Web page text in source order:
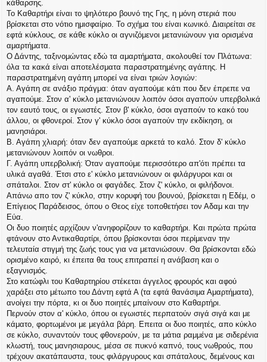
κάθαρσης.
Το Καθαρτήρι είναι το ψηλότερο βουνό της Γης, η μόνη στεριά που
βρίσκεται στο νότιο ημισφαίριο. Το σχήμα του είναι κωνικό. Διαιρείται σε
εφτά κύκλους, σε κάθε κύκλο οι αγνιζόμενοι μετανιώνουν για ορισμένα
αμαρτήματα.
Ο Δάντης, ταξινομώντας εδώ τα αμαρτήματα, ακολουθεί τον Πλάτωνα:
όλα τα κακά είναι αποτελέσματα παραστρατημένης αγάπης. Η
παραστρατημένη αγάπη μπορεί να είναι τριών λογιών:
Α. Αγάπη σε ανάξιο πράγμα: όταν αγαπούμε κάτι που δεν έπρεπε να
αγαπούμε. Στον α' κύκλο μετανιώνουν λοιπόν όσοι αγαπούν υπερβολικά
τον εαυτό τους, οι εγωιστές. Στον β' κύκλο, όσοι αγαπούν το κακό του
άλλου, οι φθονεροί. Στον γ' κύκλο όσοι αγαπούν την εκδίκηση, οι
μανησιάροι.
Β. Αγάπη χλιαρή: όταν δεν αγαπούμε αρκετά το καλό. Στον δ' κύκλο
μετανιώνουν λοιπόν οι νωθροι.
Γ. Αγάπη υπερβολική: Όταν αγαπούμε περισσότερο απ'ότι πρέπει τα
υλικά αγαθά. Έτσι στο ε' κύκλο μετανιώνουν οι φιλάργυροι και οι
σπάταλοι. Στον στ' κύκλο οι φαγάδες. Στον ζ' κύκλο, οι φιλήδονοι.
Απάνω απο τον ζ' κύκλο, στην κορυφή του βουνού, βρίσκεται η Εδέμ, ο
Επίγειος Παράδεισος, όπου ο Θεος είχε τοποθετήσει τον Αδαμ και την
Εύα.
Οι δυο ποιητές αρχίζουν ν'ανηφορίζουν το καθαρτήρι. Και πρώτα πρώτα
φτάνουν στο Αντικαθαρτίρι, όπου βρίσκονται όσοι περίμεναν την
τελευταία στιγμή της ζωής τους για να μετανιώσουν. Θα βρίσκονται εδώ
ορισμένο καιρό, κι έπειτα θα τους επιτραπεί η ανάβαση και ο
εξαγνισμός.
Στο κατώφλι του Καθαρτηρίου στέκεται άγγελος φρουρός και αφού
χαράξει στο μέτωπο του Δάντη εφτά Α (τα εφτά θανάσιμα Αμαρτήματα),
ανοίγει την πόρτα, κι οι δυο ποιητές μπαίνουν στο Καθαρτήρι.
Περνούν στον α' κύκλο, όπου οι εγωιστές περπατούν σιγά σιγά και με
κάματο, φορτωμένοι με μεγάλα βάρη. Επειτα οι δυο ποιητές, απο κύκλο
σε κύκλο, συναντούν τους φθονερούν, με τα μάτια ραμμένα με σιδερένια
κλωστή, τους μανησιαρους, μέσα σε πυκνό καπνό, τους νωθρούς, που
τρέχουν ακατάπαυστα, τους φιλάργυρους και σπάταλους, δεμένους και